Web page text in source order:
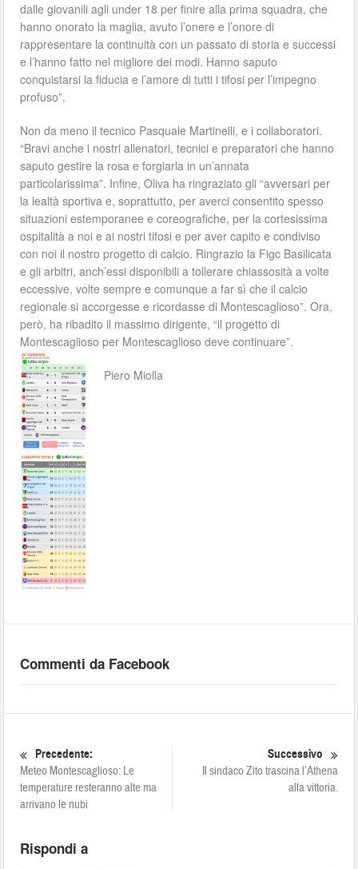
dalle giovanili agli under 18 per finire alla prima squadra, che
hanno onorato la maglia, avuto l’onere e l’onore di
rappresentare la continuità con un passato di storia e successi
e l’hanno fatto nel migliore dei modi. Hanno saputo
conquistarsi la fiducia e l’amore di tutti i tifosi per l’impegno
profuso”.
Non da meno il tecnico Pasquale Martinelli, e i collaboratori.
“Bravi anche i nostri allenatori, tecnici e preparatori che hanno
saputo gestire la rosa e forgiarla in un’annata
particolarissima”. Infine, Oliva ha ringraziato gli “avversari per
la lealtà sportiva e, soprattutto, per averci consentito spesso
situazioni estemporanee e coreografiche, per la cortesissima
ospitalità a noi e ai nostri tifosi e per aver capito e condiviso
con noi il nostro progetto di calcio. Ringrazio la Figc Basilicata
e gli arbitri, anch’essi disponibili a tollerare chiassosità a volte
eccessive, volte sempre e comunque a far sì che il calcio
regionale si accorgesse e ricordasse di Montescaglioso”. Ora,
però, ha ribadito il massimo dirigente, “il progetto di
Montescaglioso per Montescaglioso deve continuare”.
Piero Miolla
Commenti da Facebook
Precedente:
Meteo Montescaglioso: Le
temperature resteranno alte ma
arrivano le nubi
Successivo
Il sindaco Zito trascina l’Athena
alla vittoria.
Rispondi a